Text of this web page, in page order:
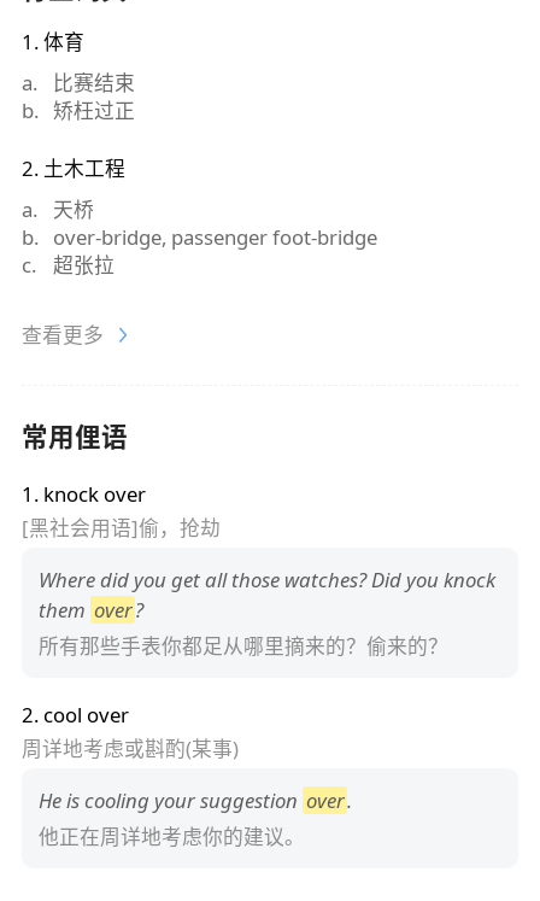
1 .体育
a.
比赛结束
b. 矫枉过正
2. 土木工程
a.
天桥
b. over-bridge, passenger foot-bridge
c. 超张拉
查看更多
常用俚语
1 . knock over
[黑社会用语]偷，抢劫
Where did you get all those watches? Did you knock
them over?
所有那些手表你都足从哪里摘来的？偷来的？
2. cool over
周详地考虑或斟酌(某事)
He is cooling your suggestion over.
他正在周详地考虑你的建议。